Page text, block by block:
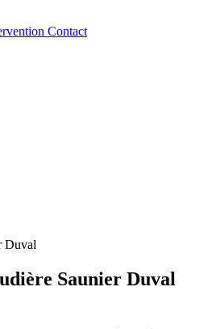
Contact
Duval
Saunier Duval